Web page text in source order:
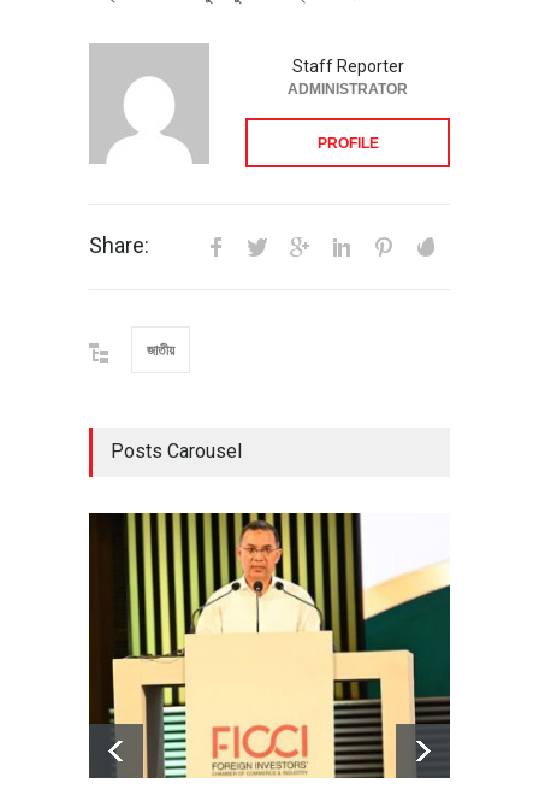
Staff Reporter
ADMINISTRATOR
PROFILE
Share:
জাতীয়
Posts Carousel